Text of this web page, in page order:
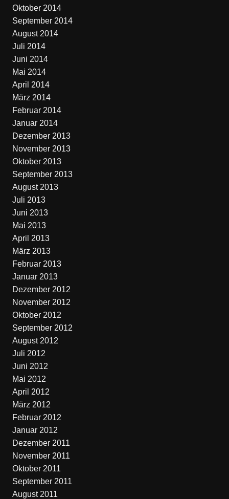
Oktober 2014
September 2014
August 2014
Juli 2014
Juni 2014
Mai 2014
April 2014
März 2014
Februar 2014
Januar 2014
Dezember 2013
November 2013
Oktober 2013
September 2013
August 2013
Juli 2013
Juni 2013
Mai 2013
April 2013
März 2013
Februar 2013
Januar 2013
Dezember 2012
November 2012
Oktober 2012
September 2012
August 2012
Juli 2012
Juni 2012
Mai 2012
April 2012
März 2012
Februar 2012
Januar 2012
Dezember 2011
November 2011
Oktober 2011
September 2011
August 2011